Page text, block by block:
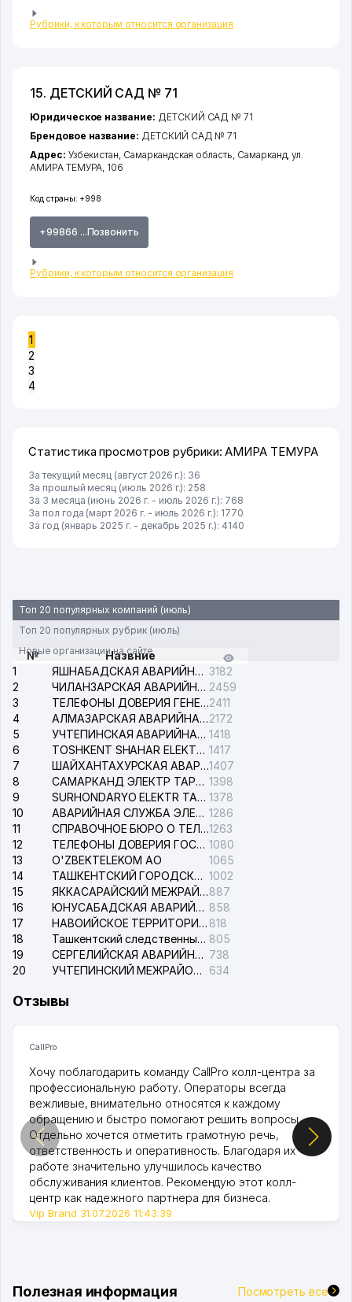
Рубрики, к которым относится организация
15. ДЕТСКИЙ САД № 71
Код страны: +998
+99866 ...Позвонить
Рубрики, к которым относится организация
Юридическое название: ДЕТСКИЙ САД № 71
Брендовое название: ДЕТСКИЙ САД № 71
Адрес: Узбекистан, Самаркандская область, Самарканд,ул.
АМИРА ТЕМУРА, 106
1
2
3
4
Статистика просмотров рубрики: АМИРА ТЕМУРА
За текущий месяц (август 2026 г.): 36
За прошлый месяц (июль 2026 г.): 258
За 3 месяца (июнь 2026 г. - июль 2026 г.): 768
За пол года (март 2026 г. - июль 2026 г.): 1770
За год (январь 2025 г. - декабрь 2025 г.): 4140
Топ 20 популярных компаний (июль)
Топ 20 популярных рубрик (июль)
Новые организации на сайте
№
Назвние
1
ЯШНАБАДСКАЯ АВАРИЙНАЯ СЛУЖБА ЭЛЕКТРОСЕТИ 3182
2
ЧИЛАНЗАРСКАЯ АВАРИЙНАЯ СЛУЖБА ЭЛЕКТРОСЕТИ 2459
3
ТЕЛЕФОНЫ ДОВЕРИЯ ГЕНЕРАЛЬНОЙ ПРОКУРАТУРЫ РЕСПУБЛИКИ УЗБЕКИСТАН2411
4
АЛМАЗАРСКАЯ АВАРИЙНАЯ СЛУЖБА ЭЛЕКТРОСЕТИ2172
5
УЧТЕПИНСКАЯ АВАРИЙНАЯ СЛУЖБА ЭЛЕКТРОСЕТИ 1418
6
TOSHKENT SHAHAR ELEKTR TARMOQLARI KORXONASI АО 1417
7
ШАЙХАНТАХУРСКАЯ АВАРИЙНАЯ СЛУЖБА ЭЛЕКТРОСЕТИ1407
8
САМАРКАНД ЭЛЕКТР ТАРМОКЛАРИ АО 1398
9
SURHONDARYO ELEKTR TARMOKLARI АО 1378
10
АВАРИЙНАЯ СЛУЖБА ЭЛЕКТРОСЕТИ ТАШКЕНТСКОГО РАЙОНА 1286
11
СПРАВОЧНОЕ БЮРО О ТЕЛЕФОНАХ ОРГАНИЗАЦИЙ г. ТАШКЕНТА1263
12
ТЕЛЕФОНЫ ДОВЕРИЯ ГОСУДАРСТВЕННОГО ЦЕНТРА ТЕСТИРОВАНИЯ 1080
13
O'ZBEKTELEKOM АО
1065
14
ТАШКЕНТСКИЙ ГОРОДСКОЙ СУД ПО ГРАЖДАНСКИМ ДЕЛАМ 1002
15
ЯККАСАРАЙСКИЙ МЕЖРАЙОННЫЙ СУД ПО ГРАЖДАНСКИМ ДЕЛАМ887
16
ЮНУСАБАДСКАЯ АВАРИЙНАЯ СЛУЖБА ЭЛЕКТРОСЕТИ 858
17
НАВОИЙСКОЕ ТЕРРИТОРИАЛЬНОЕ ПРЕДПРИЯТИЕ ЭЛЕКТРОСЕТИ АО 818
18
Ташкентский следственный изолятор 805
19
СЕРГЕЛИЙСКАЯ АВАРИЙНАЯ СЛУЖБА ЭЛЕКТРОСЕТИ 738
20
УЧТЕПИНСКИЙ МЕЖРАЙОННЫЙ СУД ПО ГРАЖДАНСКИМ ДЕЛАМ 634
Отзывы
CallPro
Хочу поблагодарить команду CallPro колл-центра за
профессиональную работу. Операторы всегда
вежливые, внимательно относятся к каждому
обращению и быстро помогают решить вопросы.
Отдельно хочется отметить грамотную речь,
ответственность и оперативность. Благодаря их
работе значительно улучшилось качество
обслуживания клиентов. Рекомендую этот колл-
центр как надежного партнера для бизнеса.
Vip Brand 31.07.2026 11:43:39
Полезная информация Посмотреть все